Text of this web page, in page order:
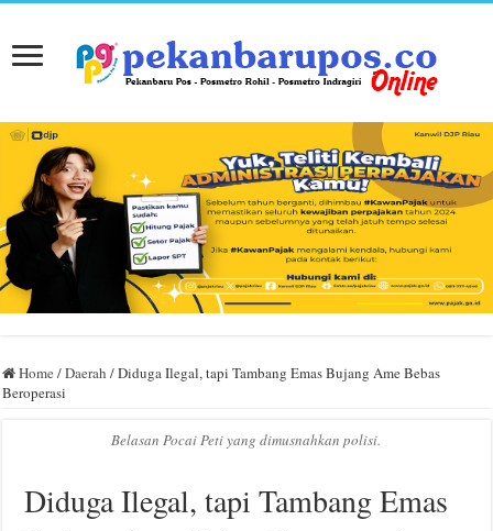
Home /Daerah /Diduga Ilegal, tapi Tambang Emas Bujang Ame Bebas
Beroperasi
Belasan Pocai Peti yang dimusnahkan polisi.
Diduga Ilegal, tapi Tambang Emas